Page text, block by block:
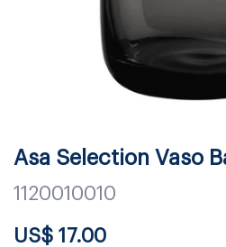
Asa Selection Vaso
1120010010
US$ 17.00